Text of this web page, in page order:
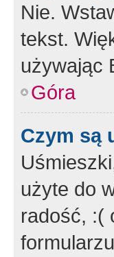
Nie.
tekst.
używając
Góra
Czym są
użyte do
radość, :(